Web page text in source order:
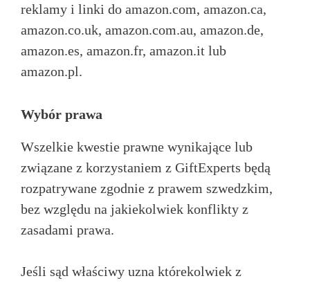
reklamy i linki do amazon.com, amazon.ca,
amazon.co.uk, amazon.com.au, amazon.de,
amazon.es, amazon.fr, amazon.it lub
amazon.pl.
Wybór prawa
Wszelkie kwestie prawne wynikające lub
związane z korzystaniem z GiftExperts będą
rozpatrywane zgodnie z prawem szwedzkim,
bez względu na jakiekolwiek konflikty z
zasadami prawa.
Jeśli sąd właściwy uzna którekolwiek z